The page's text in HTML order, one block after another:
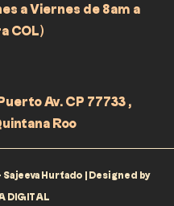
a Viernes de 8am a
COL)
Av. CP 77733 ,
Roo
Hurtado | Designed by
DIGITAL